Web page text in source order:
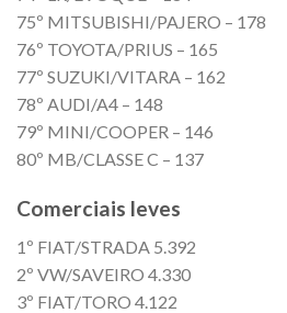
75º MITSUBISHI/PAJERO – 178
76º TOYOTA/PRIUS – 165
77º SUZUKI/VITARA – 162
78º AUDI/A4 – 148
79º MINI/COOPER – 146
80º MB/CLASSE C – 137
Comerciais leves
1º FIAT/STRADA 5.392
2º VW/SAVEIRO 4.330
3º FIAT/TORO 4.122